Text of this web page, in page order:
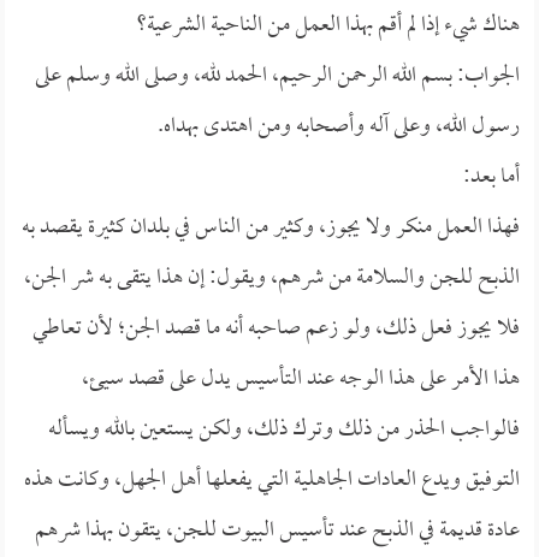
هناك شيء إذا لم أقم بهذا العمل من الناحية الشرعية؟
الجواب: بسم الله الرحمن الرحيم، الحمد لله، وصلى الله وسلم على
رسول الله، وعلى آله وأصحابه ومن اهتدى بهداه.
أما بعد:
فهذا العمل منكر ولا يجوز، وكثير من الناس في بلدان كثيرة يقصد به
الذبح للجن والسلامة من شرهم، ويقول: إن هذا يتقى به شر الجن،
فلا يجوز فعل ذلك، ولو زعم صاحبه أنه ما قصد الجن؛ لأن تعاطي
هذا الأمر على هذا الوجه عند التأسيس يدل على قصد سيئ،
فالواجب الحذر من ذلك وترك ذلك، ولكن يستعين بالله ويسأله
التوفيق ويدع العادات الجاهلية التي يفعلها أهل الجهل، وكانت هذه
عادة قديمة في الذبح عند تأسيس البيوت للجن، يتقون بهذا شرهم